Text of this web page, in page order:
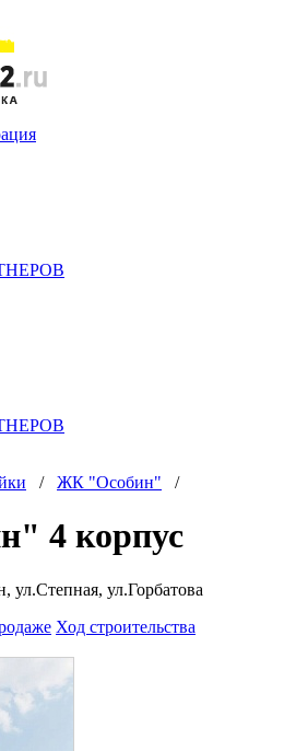
/ ЖК "Особин" /
4 корпус
ул.Степная, ул.Горбатова
Ход строительства